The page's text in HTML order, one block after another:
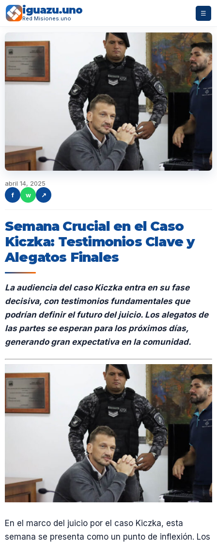
iguazu.uno
Red Misiones.uno
☰
abril 14, 2025
f
w ↗
Semana Crucial en el Caso
Kiczka: Testimonios Clave y
Alegatos Finales
La audiencia del caso Kiczka entra en su fase
decisiva, con testimonios fundamentales que
podrían definir el futuro del juicio. Los alegatos de
las partes se esperan para los próximos días,
generando gran expectativa en la comunidad.
En el marco del juicio por el caso Kiczka, esta
semana se presenta como un punto de inflexión. Los